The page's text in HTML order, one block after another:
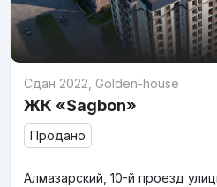
Сдан 2022 Golden-house
ЖК «Sagbon»
Продано
Алмазарский, 10-й проезд